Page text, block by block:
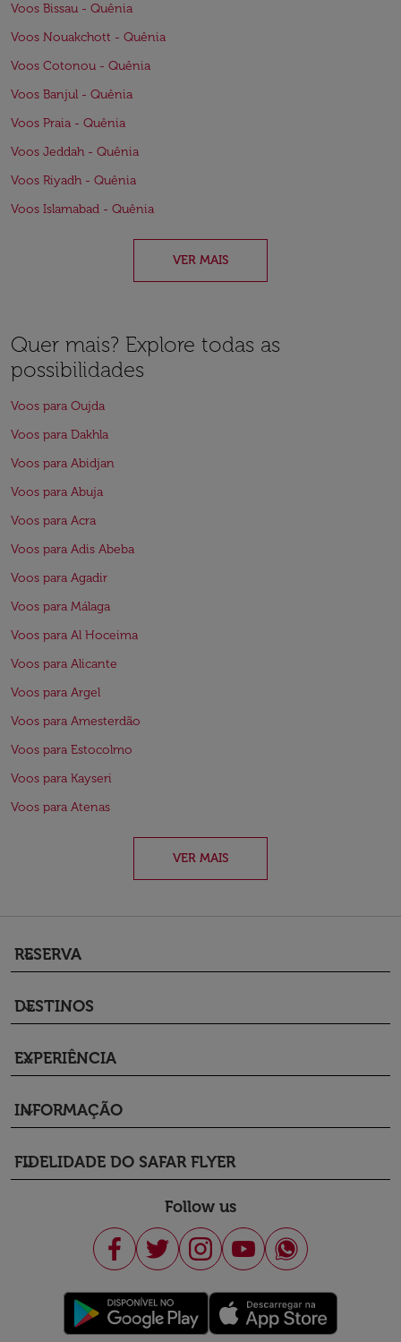
Voos Bissau - Quênia
Voos Nouakchott - Quênia
Voos Cotonou - Quênia
Voos Banjul - Quênia
Voos Praia - Quênia
Voos Jeddah - Quênia
Voos Riyadh - Quênia
Voos Islamabad - Quênia
VER MAIS
Quer mais? Explore todas as
possibilidades
Voos para Oujda
Voos para Dakhla
Voos para Abidjan
Voos para Abuja
Voos para Acra
Voos para Adis Abeba
Voos para Agadir
Voos para Málaga
Voos para Al Hoceima
Voos para Alicante
Voos para Argel
Voos para Amesterdão
Voos para Estocolmo
Voos para Kayseri
Voos para Atenas
VER MAIS
RESERVA
keyboard_arrow_down
DESTINOS
keyboard_arrow_down
EXPERIÊNCIA
keyboard_arrow_down
INFORMAÇÃO
keyboard_arrow_down
FIDELIDADE DO SAFAR FLYER
keyboard_arrow_down
Follow us